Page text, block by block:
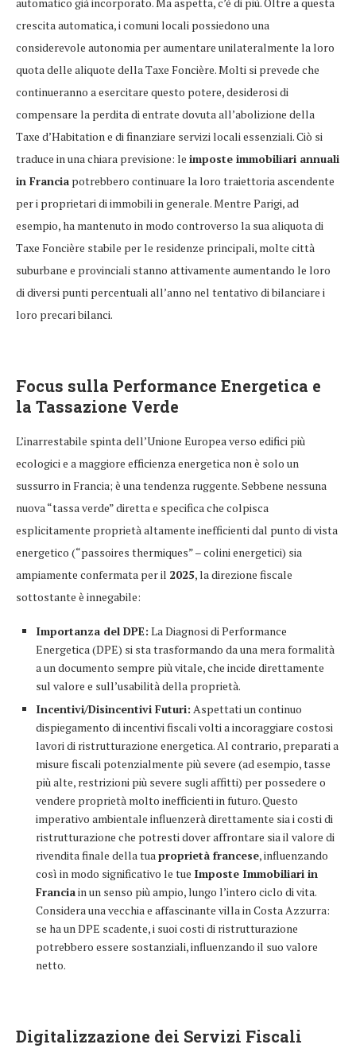
automatico già incorporato. Ma aspetta, c’è di più. Oltre a questa
crescita automatica, i comuni locali possiedono una
considerevole autonomia per aumentare unilateralmente la loro
quota delle aliquote della Taxe Foncière. Molti si prevede che
continueranno a esercitare questo potere, desiderosi di
compensare la perdita di entrate dovuta all’abolizione della
Taxe d’Habitation e di finanziare servizi locali essenziali. Ciò si
traduce in una chiara previsione: le imposte immobiliari annuali
in Francia potrebbero continuare la loro traiettoria ascendente
per i proprietari di immobili in generale. Mentre Parigi, ad
esempio, ha mantenuto in modo controverso la sua aliquota di
Taxe Foncière stabile per le residenze principali, molte città
suburbane e provinciali stanno attivamente aumentando le loro
di diversi punti percentuali all’anno nel tentativo di bilanciare i
loro precari bilanci.
Focus sulla Performance Energetica e
la Tassazione Verde
L’inarrestabile spinta dell’Unione Europea verso edifici più
ecologici e a maggiore efficienza energetica non è solo un
sussurro in Francia; è una tendenza ruggente. Sebbene nessuna
nuova “tassa verde” diretta e specifica che colpisca
esplicitamente proprietà altamente inefficienti dal punto di vista
energetico (“passoires thermiques” – colini energetici) sia
ampiamente confermata per il 2025, la direzione fiscale
sottostante è innegabile:
Importanza del DPE: La Diagnosi di Performance
Energetica (DPE) si sta trasformando da una mera formalità
a un documento sempre più vitale, che incide direttamente
sul valore e sull’usabilità della proprietà.
Incentivi/Disincentivi Futuri: Aspettati un continuo
dispiegamento di incentivi fiscali volti a incoraggiare costosi
lavori di ristrutturazione energetica. Al contrario, preparati a
misure fiscali potenzialmente più severe (ad esempio, tasse
più alte, restrizioni più severe sugli affitti) per possedere o
vendere proprietà molto inefficienti in futuro. Questo
imperativo ambientale influenzerà direttamente sia i costi di
ristrutturazione che potresti dover affrontare sia il valore di
rivendita finale della tuaproprietà francese, influenzando
così in modo significativo le tue Imposte Immobiliari in
Franciain un senso più ampio, lungo l’intero ciclo di vita.
Considera una vecchia e affascinante villa in Costa Azzurra:
se ha un DPE scadente, i suoi costi di ristrutturazione
potrebbero essere sostanziali, influenzando il suo valore
netto.
Digitalizzazione dei Servizi Fiscali